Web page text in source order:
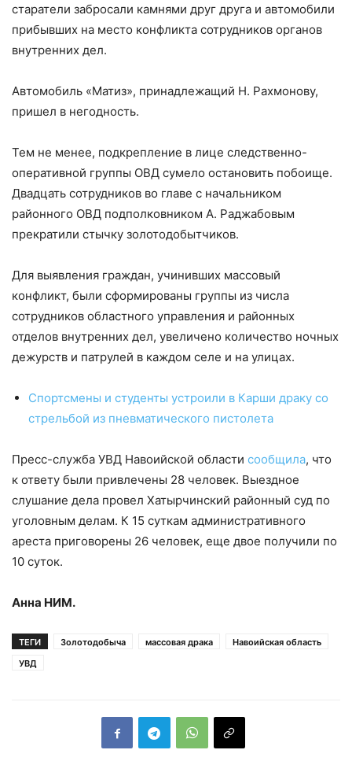
старатели забросали камнями друг друга и автомобили
прибывших на место конфликта сотрудников органов
внутренних дел.
Автомобиль «Матиз», принадлежащий Н. Рахмонову,
пришел в негодность.
Тем не менее, подкрепление в лице следственно-
оперативной группы ОВД сумело остановить побоище.
Двадцать сотрудников во главе с начальником
районного ОВД подполковником А. Раджабовым
прекратили стычку золотодобытчиков.
Для выявления граждан, учинивших массовый
конфликт, были сформированы группы из числа
сотрудников областного управления и районных
отделов внутренних дел, увеличено количество ночных
дежурств и патрулей в каждом селе и на улицах.
Спортсмены и студенты устроили в Карши драку со
стрельбой из пневматического пистолета
Пресс-служба УВД Навоийской области сообщила, что
к ответу были привлечены 28 человек. Выездное
слушание дела провел Хатырчинский районный суд по
уголовным делам. К 15 суткам административного
ареста приговорены 26 человек, еще двое получили по
10 суток.
Анна НИМ.
ТЕГИ Золотодобыча массовая драка
Навоийская область
УВД